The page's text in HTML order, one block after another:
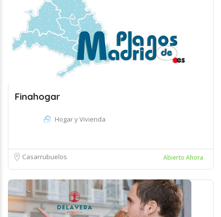
Finahogar
Hogar y Vivienda
Casarrubuelos Abierto Ahora